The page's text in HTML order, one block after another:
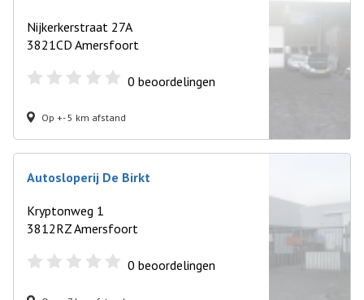
Nijkerkerstraat 27A
3821CD Amersfoort
0 beoordelingen
Op +- 5 km afstand
Autosloperij De Birkt
Kryptonweg 1
3812RZ Amersfoort
0 beoordelingen